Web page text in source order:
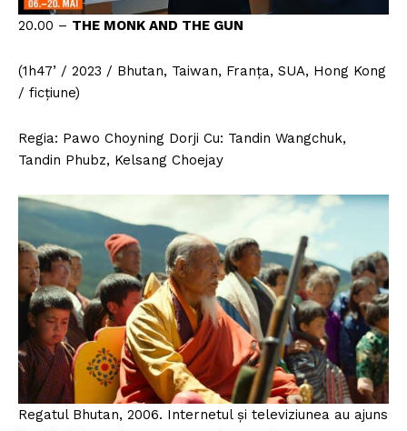
20.00 – THE MONK AND THE GUN
(1h47’ / 2023 / Bhutan, Taiwan, Franța, SUA, Hong Kong
/ ficțiune)
Regia: Pawo Choyning Dorji Cu: Tandin Wangchuk,
Tandin Phubz, Kelsang Choejay
Regatul Bhutan, 2006. Internetul și televiziunea au ajuns